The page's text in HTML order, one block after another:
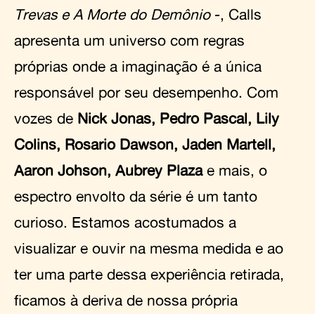
Trevas e A Morte do Demônio-, Calls
apresenta um universo com regras
próprias onde a imaginação é a única
responsável por seu desempenho. Com
vozes de Nick Jonas, Pedro Pascal, Lily
Colins, Rosario Dawson, Jaden Martell,
Aaron Johson, Aubrey Plaza e mais, o
espectro envolto da série é um tanto
curioso. Estamos acostumados a
visualizar e ouvir na mesma medida e ao
ter uma parte dessa experiência retirada,
ficamos à deriva de nossa própria